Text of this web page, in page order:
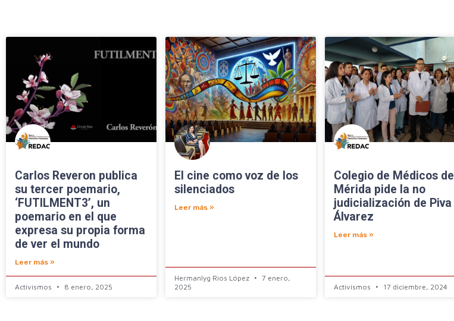
Carlos Reveron publica
su tercer poemario,
‘FUTILMENT3’, un
poemario en el que
expresa su propia forma
de ver el mundo
Leer más »
Activismos 8 enero, 2025
El cine como voz de los
silenciados
Leer más »
Hermanlyg Rios López
7 enero,
2025
Colegio de Médicos de
Mérida pide la no
judicialización de Piva
Álvarez
Leer más »
Activismos 17 diciembre, 2024